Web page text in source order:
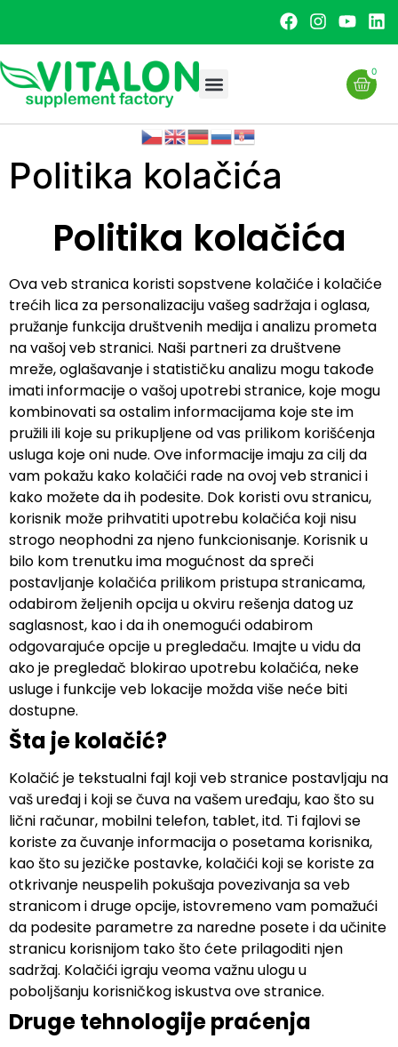
0
Politika kolačića
Politika kolačića
Ova veb stranica koristi sopstvene kolačiće i kolačiće
trećih lica za personalizaciju vašeg sadržaja i oglasa,
pružanje funkcija društvenih medija i analizu prometa
na vašoj veb stranici. Naši partneri za društvene
mreže, oglašavanje i statističku analizu mogu takođe
imati informacije o vašoj upotrebi stranice, koje mogu
kombinovati sa ostalim informacijama koje ste im
pružili ili koje su prikupljene od vas prilikom korišćenja
usluga koje oni nude. Ove informacije imaju za cilј da
vam pokažu kako kolačići rade na ovoj veb stranici i
kako možete da ih podesite. Dok koristi ovu stranicu,
korisnik može prihvatiti upotrebu kolačića koji nisu
strogo neophodni za njeno funkcionisanje. Korisnik u
bilo kom trenutku ima mogućnost da spreči
postavlјanje kolačića prilikom pristupa stranicama,
odabirom želјenih opcija u okviru rešenja datog uz
saglasnost, kao i da ih onemogući odabirom
odgovarajuće opcije u pregledaču. Imajte u vidu da
ako je pregledač blokirao upotrebu kolačića, neke
usluge i funkcije veb lokacije možda više neće biti
dostupne.
Šta je kolačić?
Kolačić je tekstualni fajl koji veb stranice postavlјaju na
vaš uređaj i koji se čuva na vašem uređaju, kao što su
lični računar, mobilni telefon, tablet, itd. Ti fajlovi se
koriste za čuvanje informacija o posetama korisnika,
kao što su jezičke postavke, kolačići koji se koriste za
otkrivanje neuspelih pokušaja povezivanja sa veb
stranicom i druge opcije, istovremeno vam pomažući
da podesite parametre za naredne posete i da učinite
stranicu korisnijom tako što ćete prilagoditi njen
sadržaj. Kolačići igraju veoma važnu ulogu u
pobolјšanju korisničkog iskustva ove stranice.
Druge tehnologije praćenja